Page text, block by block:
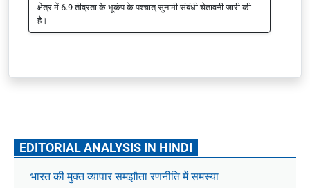
क्षेत्र में 6.9 तीव्रता के भूकंप के पश्चात् सुनामी संबंधी चेतावनी जारी की
है।
EDITORIAL ANALYSIS IN HINDI
भारत की मुक्त व्यापार समझौता रणनीति में समस्या